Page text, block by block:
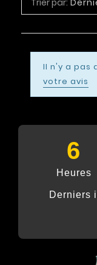
Il n'y a pas
votre avis
6
Heures
Derniers